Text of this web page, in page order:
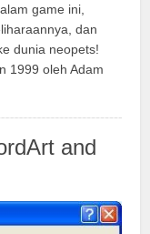
game ini,
dan
dunia neopets!
1999 oleh Adam
and